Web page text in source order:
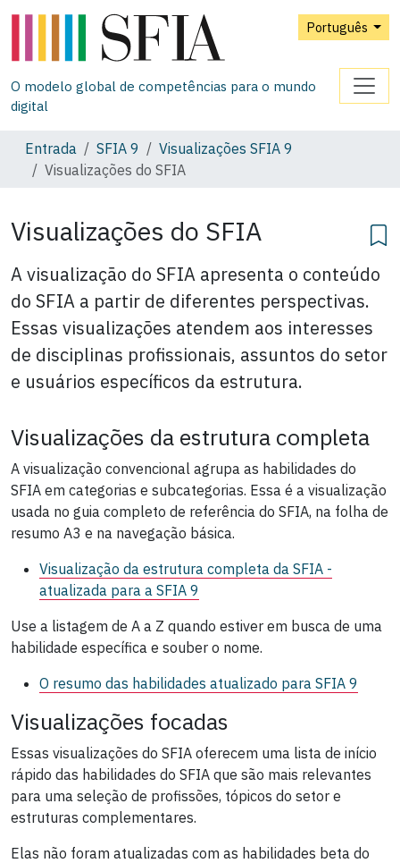
Português
O modelo global de competências para o mundo
digital
Entrada SFIA 9
Visualizações SFIA 9
Visualizações do SFIA
Visualizações do SFIA
A visualização do SFIA apresenta o conteúdo
do SFIA a partir de diferentes perspectivas.
Essas visualizações atendem aos interesses
de disciplinas profissionais, assuntos do setor
e usuários específicos da estrutura.
Visualizações da estrutura completa
A visualização convencional agrupa as habilidades do
SFIA em categorias e subcategorias. Essa é a visualização
usada no guia completo de referência do SFIA, na folha de
resumo A3 e na navegação básica.
Visualização da estrutura completa da SFIA -
atualizada para a SFIA 9
Use a listagem de A a Z quando estiver em busca de uma
habilidade específica e souber o nome.
O resumo das habilidades atualizado para SFIA 9
Visualizações focadas
Essas visualizações do SFIA oferecem uma lista de início
rápido das habilidades do SFIA que são mais relevantes
para uma seleção de profissões, tópicos do setor e
estruturas complementares.
Elas não foram atualizadas com as habilidades beta do